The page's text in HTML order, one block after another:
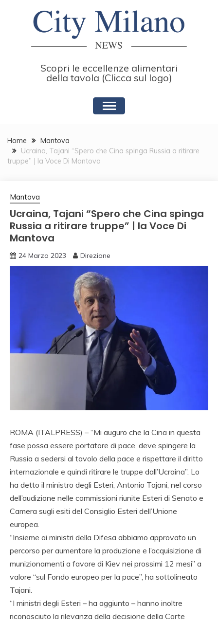
Scopri le eccellenze alimentari
della tavola (Clicca sul logo)
Home
Mantova
Ucraina, Tajani “Spero che Cina spinga Russia a ritirare
truppe” | la Voce Di Mantova
Mantova
Ucraina, Tajani “Spero che Cina spinga
Russia a ritirare truppe” | la Voce Di
Mantova
24 Marzo 2023 Direzione
ROMA (ITALPRESS) – “Mi auguro che la Cina in questa
fase possa essere portatore di pace, deve spingere la
Russia a sedersi al tavolo della pace e rispettare il diritto
internazionale e quindi ritirare le truppe dall’Ucraina”. Lo
ha detto il ministro degli Esteri, Antonio Tajani, nel corso
dell’audizione nelle commissioni riunite Esteri di Senato e
Camera sugli esiti del Consiglio Esteri dell’Unione
europea.
“Insieme ai ministri della Difesa abbiamo approvato un
percorso per aumentare la produzione e l’acquisizione di
munizionamenti a favore di Kiev nei prossimi 12 mesi” a
valore “sul Fondo europeo per la pace”, ha sottolineato
Tajani.
“I ministri degli Esteri – ha aggiunto – hanno inoltre
riconosciuto la rilevanza della decisione della Corte